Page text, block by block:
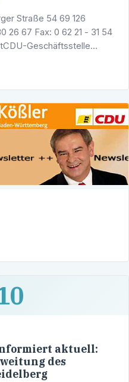
Straße 54 69 126
26 67 Fax: 0 62 21 - 31 54
Geschäftsstelle
aktuell:
des